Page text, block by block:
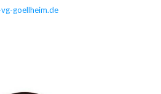
goellheim.de